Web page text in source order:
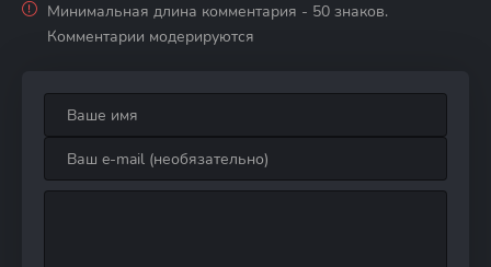
Минимальная длина комментария - 50 знаков.
Комментарии модерируются